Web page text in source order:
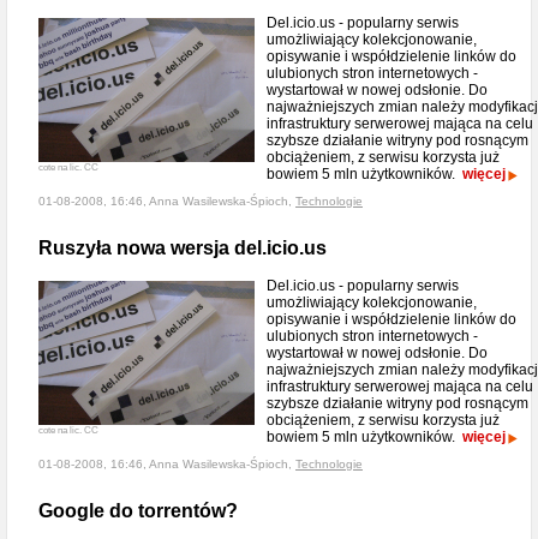
cote na lic. CC
Del.icio.us - popularny serwis
umożliwiający kolekcjonowanie,
opisywanie i współdzielenie linków do
ulubionych stron internetowych -
wystartował w nowej odsłonie. Do
najważniejszych zmian należy
infrastruktury serwerowej mająca na celu
szybsze działanie witryny pod rosnącym
obciążeniem, z serwisu korzysta już
bowiem 5 mln użytkowników. więcej
01-08-2008, 16:46, Anna Wasilewska-Śpioch, Technologie
Ruszyła nowa wersja del.icio.us
cote na lic. CC
Del.icio.us - popularny serwis
umożliwiający kolekcjonowanie,
opisywanie i współdzielenie linków do
ulubionych stron internetowych -
wystartował w nowej odsłonie. Do
najważniejszych zmian należy
infrastruktury serwerowej mająca na celu
szybsze działanie witryny pod rosnącym
obciążeniem, z serwisu korzysta już
bowiem 5 mln użytkowników. więcej
01-08-2008, 16:46, Anna Wasilewska-Śpioch, Technologie
Google do torrentów?